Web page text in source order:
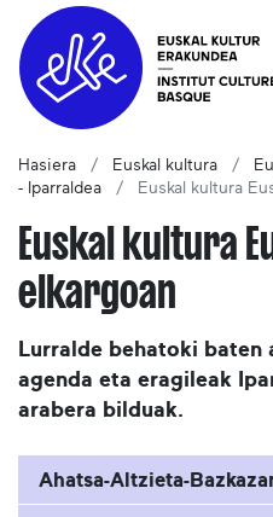
Hasiera Euskal kultura
- Iparraldea
Euskal kultura
Euskal kultura
elkargoan
Lurralde behatoki baten
agenda eta eragileak
arabera bilduak.
Ahatsa-Altzieta-